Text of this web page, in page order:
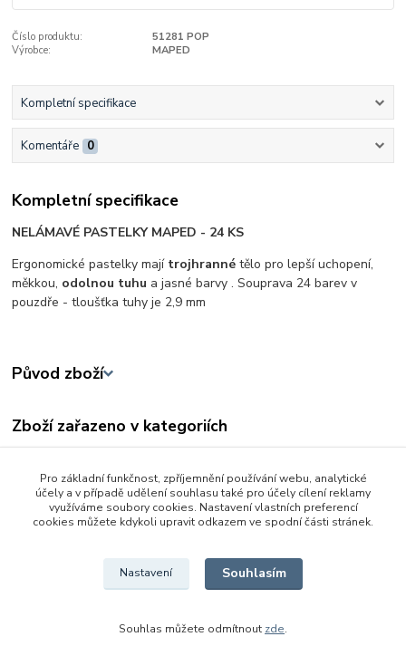
Číslo produktu:
51281 POP
Výrobce:
MAPED
Kompletní specifikace
Komentáře 0
Kompletní specifikace
NELÁMAVÉ PASTELKY MAPED - 24 KS
Ergonomické pastelky mají trojhranné tělo pro lepší uchopení,
měkkou, odolnou tuhu a jasné barvy . Souprava 24 barev v
pouzdře - tloušťka tuhy je 2,9 mm
Původ zboží
Zboží zařazeno v kategoriích
Tvořivé a výtvarné hračky
Školní a výtvarné potřeby
Pro základní funkčnost, zpříjemnění používání webu, analytické
účely a v případě udělení souhlasu také pro účely cílení reklamy
využíváme soubory cookies. Nastavení vlastních preferencí
cookies můžete kdykoli upravit odkazem ve spodní části stránek.
Nastavení Souhlasím
Souhlas můžete odmítnout zde.